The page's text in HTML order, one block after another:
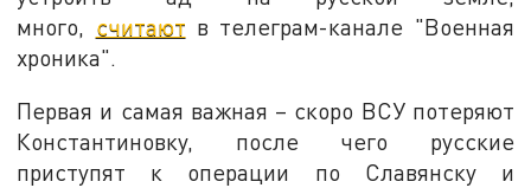
много, считают в телеграм-канале "Военная
хроника".
Первая и самая важная – скоро ВСУ потеряют
Константиновку, после чего русские
приступят к операции по Славянску и